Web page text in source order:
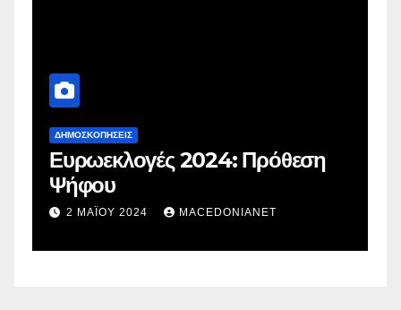
ΔΗΜΟΣΚΟΠΉΣΕΙΣ
Ευρωεκλογές 2024: Πρόθεση
Ψήφου
2 ΜΑΪ́ΟΥ 2024 MACEDONIANET